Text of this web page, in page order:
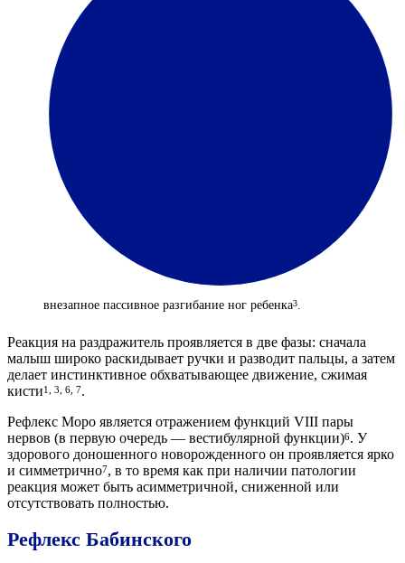
внезапное пассивное разгибание ног ребенка3.
Реакция на раздражитель проявляется в две фазы: сначала
малыш широко раскидывает ручки и разводит пальцы, а затем
делает инстинктивное обхватывающее движение, сжимая
кисти1, 3, 6, 7.
Рефлекс Моро является отражением функций VIII пары
нервов (в первую очередь — вестибулярной функции)6. У
здорового доношенного новорожденного он проявляется ярко
и симметрично7, в то время как при наличии патологии
реакция может быть асимметричной, сниженной или
отсутствовать полностью.
Рефлекс Бабинского